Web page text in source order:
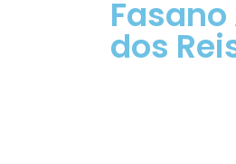
dos